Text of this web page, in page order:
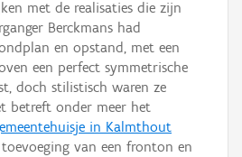
met de realisaties die zijn
Berckmans had
en opstand, met een
een perfect symmetrische
doch stilistisch waren ze
betreft onder meer het
in Kalmthout
van een fronton en